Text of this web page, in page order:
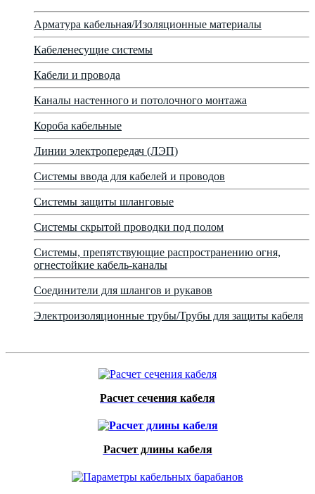
Арматура кабельная/Изоляционные материалы
Кабеленесущие системы
Кабели и провода
Каналы настенного и потолочного монтажа
Короба кабельные
Линии электропередач (ЛЭП)
Системы ввода для кабелей и проводов
Системы защиты шланговые
Системы скрытой проводки под полом
Системы, препятствующие распространению огня,
огнестойкие кабель-каналы
Соединители для шлангов и рукавов
Электроизоляционные трубы/Трубы для защиты кабеля
Расчет сечения кабеля
Расчет длины кабеля